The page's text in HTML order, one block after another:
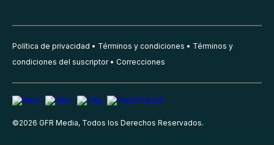
Política de privacidad Términos y condiciones
Términos y
condiciones del suscriptor
Correcciones
©2026 GFR Media, Todos los Derechos Reservados.